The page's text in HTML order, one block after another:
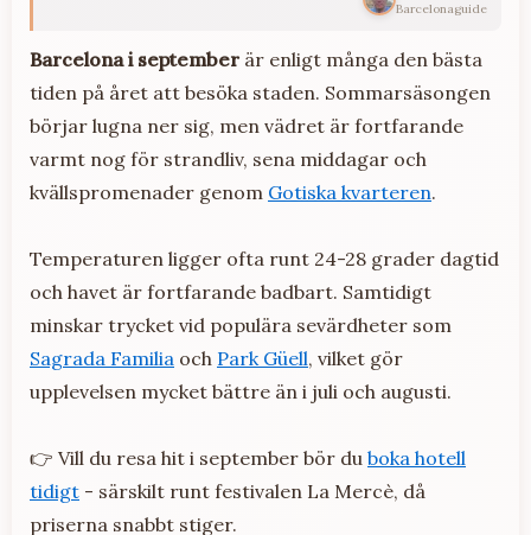
Barcelonaguide
Barcelona i september är enligt många den bästa
tiden på året att besöka staden. Sommarsäsongen
börjar lugna ner sig, men vädret är fortfarande
varmt nog för strandliv, sena middagar och
kvällspromenader genom Gotiska kvarteren.
Temperaturen ligger ofta runt 24-28 grader dagtid
och havet är fortfarande badbart. Samtidigt
minskar trycket vid populära sevärdheter som
Sagrada Familia och Park Güell, vilket gör
upplevelsen mycket bättre än i juli och augusti.
👉 Vill du resa hit i september bör du boka hotell
tidigt - särskilt runt festivalen La Mercè, då
priserna snabbt stiger.